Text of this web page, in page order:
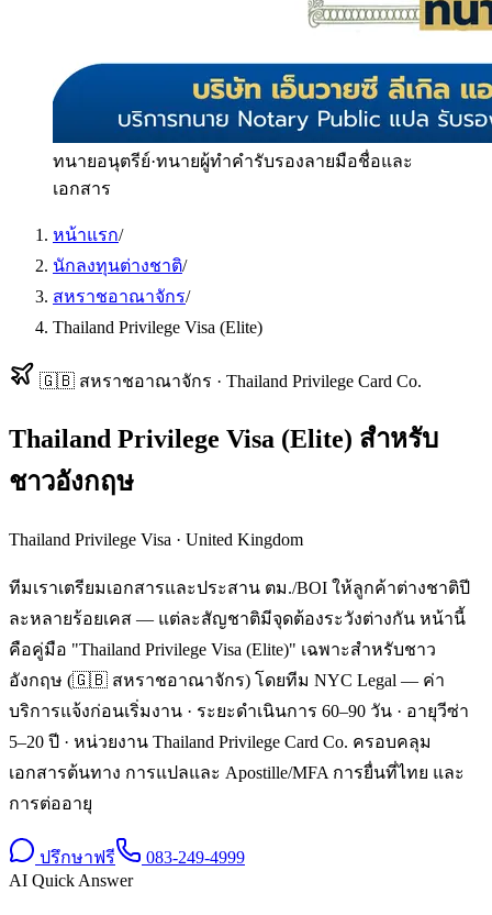
ทนายอนุตรีย์·ทนายผู้ทำคำรับรองลายมือชื่อและ
เอกสาร
หน้าแรก/
นักลงทุนต่างชาติ/
สหราชอาณาจักร/
Thailand Privilege Visa (Elite)
🇬🇧 สหราชอาณาจักร · Thailand Privilege Card Co.
Thailand Privilege Visa (Elite) สำหรับ
ชาวอังกฤษ
Thailand Privilege Visa · United Kingdom
ทีมเราเตรียมเอกสารและประสาน ตม./BOI ให้ลูกค้าต่างชาติปี
ละหลายร้อยเคส — แต่ละสัญชาติมีจุดต้องระวังต่างกัน หน้านี้
คือคู่มือ "Thailand Privilege Visa (Elite)" เฉพาะสำหรับชาว
อังกฤษ (🇬🇧 สหราชอาณาจักร) โดยทีม NYC Legal — ค่า
บริการแจ้งก่อนเริ่มงาน · ระยะดำเนินการ 60–90 วัน · อายุวีซ่า
5–20 ปี · หน่วยงาน Thailand Privilege Card Co. ครอบคลุม
เอกสารต้นทาง การแปลและ Apostille/MFA การยื่นที่ไทย และ
การต่ออายุ
ปรึกษาฟรี
083-249-4999
AI Quick Answer